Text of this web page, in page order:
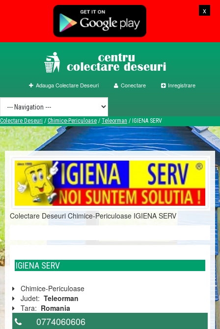
x
Adauga Colectare Deseuri Conectare Inregistrare
Colectare Deseuri / Chimice-Periculoase / Teleorman / IGIENA SERV
Colectare Deseuri Chimice-Periculoase IGIENA SERV
IGIENA SERV
Chimice-Periculoase
Judet: Teleorman
Tara: Romania
0774060606